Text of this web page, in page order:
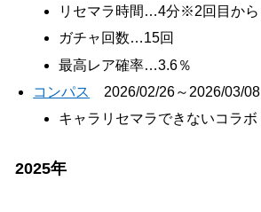
リセマラ時間…4分※2回目から
ガチャ回数…15回
最高レア確率…3.6％
コンパス
2026/02/26～2026/03/08
キャラリセマラできないコラボ
2025年